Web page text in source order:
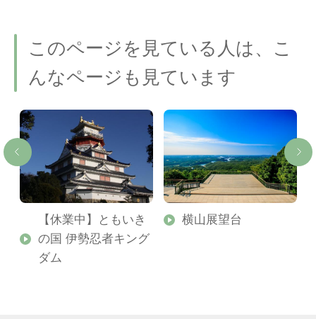
このページを見ている人は、こ
んなページも見ています
【休業中】ともいき
の国 伊勢忍者キング
ダム
横山展望台